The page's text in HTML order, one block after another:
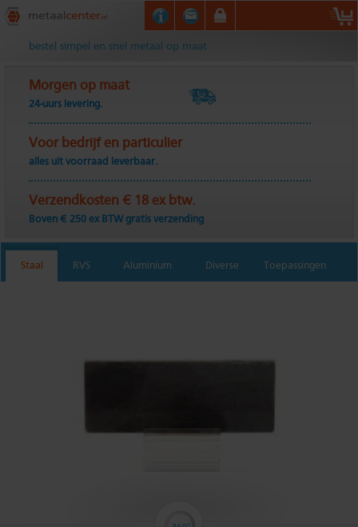
Metaalcenter.nl
bestel simpel en snel metaal op maat
Morgen op maat
24-uurs levering.
Voor bedrijf en particulier
alles uit voorraad leverbaar.
Verzendkosten € 18 ex btw.
Boven € 250 ex BTW gratis verzending
Staal RVS Aluminium Diverse Toepassingen